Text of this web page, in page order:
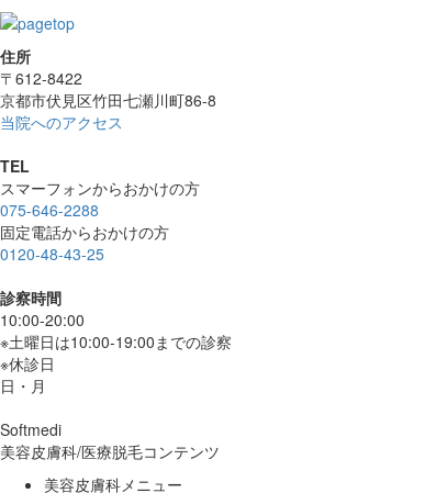
住所
〒612-8422
京都市伏見区竹田七瀬川町86-8
当院へのアクセス
TEL
スマーフォンからおかけの方
075-646-2288
固定電話からおかけの方
0120-48-43-25
診察時間
10:00-20:00
※土曜日は10:00-19:00までの診察
※休診日
日・月
Softmedi
美容皮膚科/医療脱毛コンテンツ
美容皮膚科メニュー